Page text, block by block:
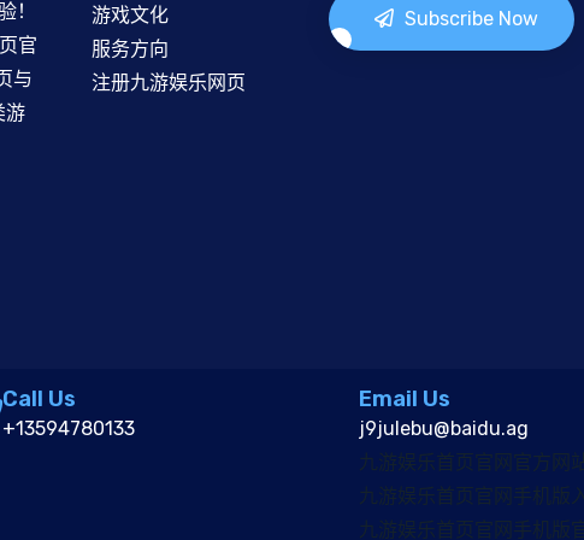
！
官
与
游
游戏文化
服务方向
注册九游娱乐网页
Subscribe Now
Call Us
+13594780133
Email Us
j9julebu@baidu.ag
九游娱乐首页官网官方网
九游娱乐首页官网手机版
九游娱乐首页官网手机版